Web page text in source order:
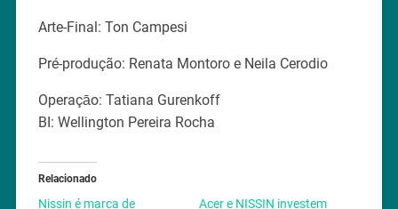
Arte-Final: Ton Campesi
Pré-produção: Renata Montoro e Neila Cerodio
Operaçāo: Tatiana Gurenkoff
BI: Wellington Pereira Rocha
Relacionado
Nissin é marca de
Acer e NISSIN investem